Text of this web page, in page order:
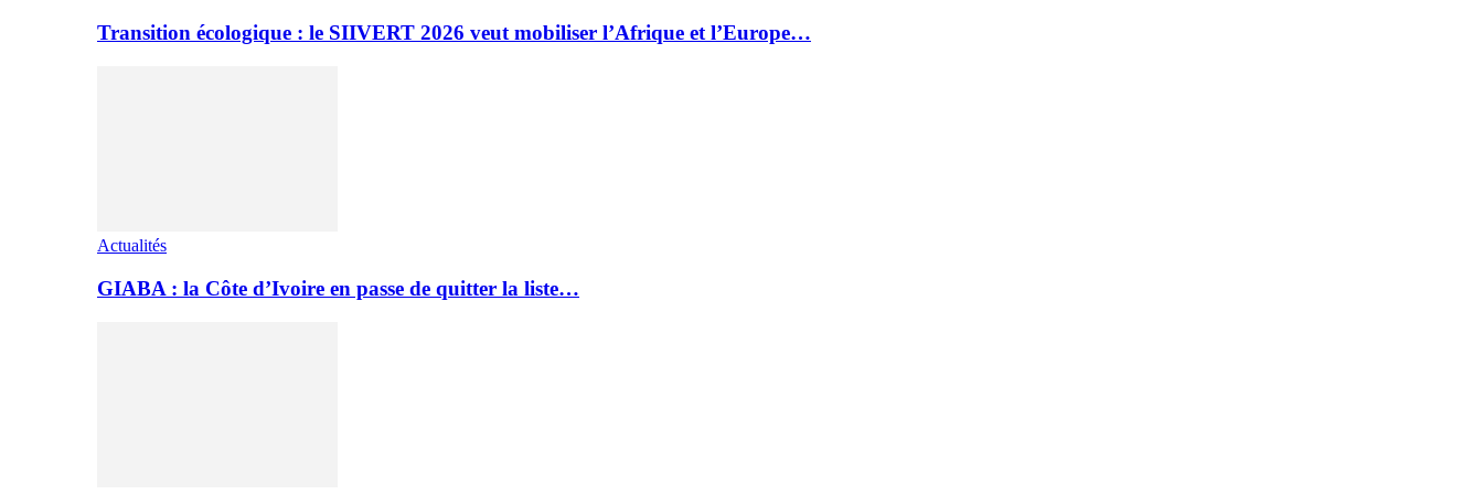
Transition écologique : le SIIVERT 2026 veut mobiliser l’Afrique et l’Europe…
Actualités
GIABA : la Côte d’Ivoire en passe de quitter la liste…